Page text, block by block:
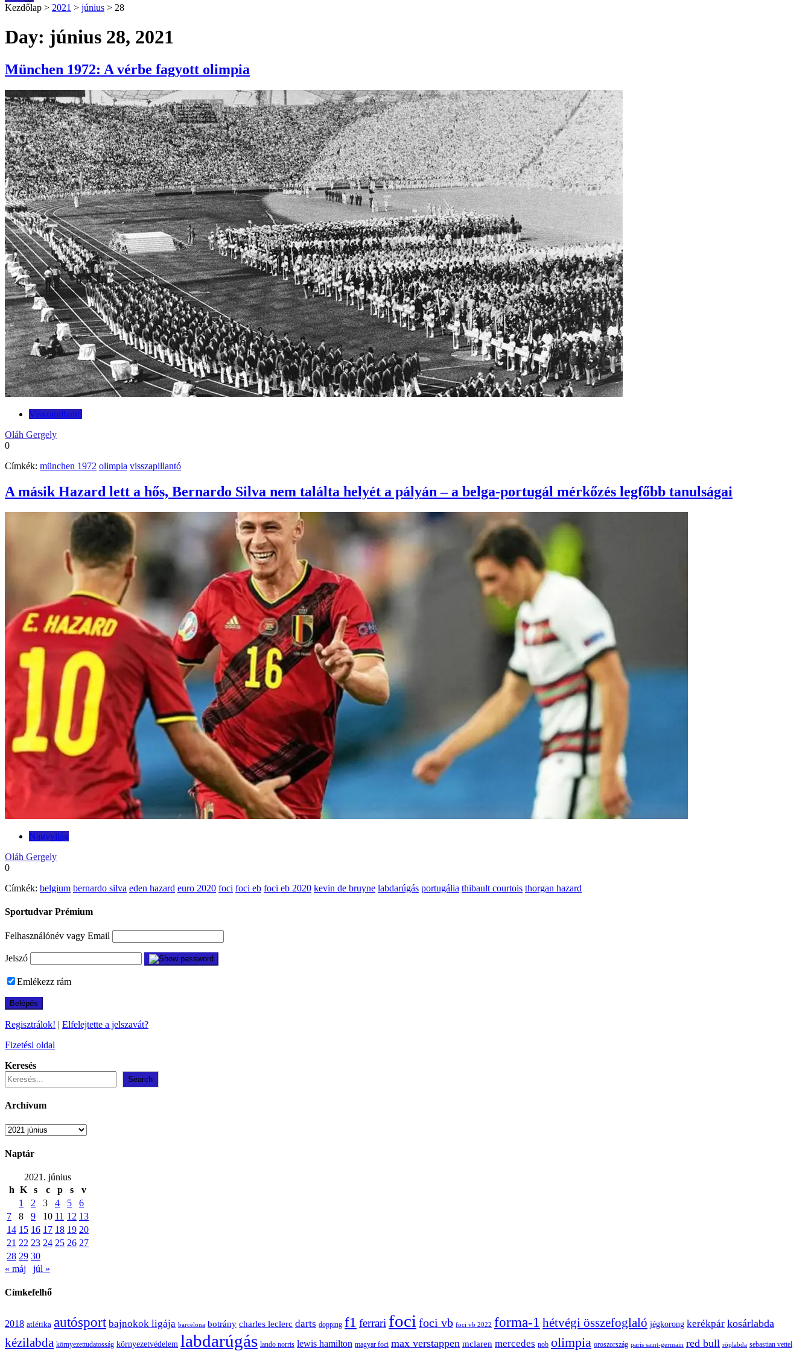
Kezdőlap > 2021 > június > 28
Day: június 28, 2021
München 1972: A vérbe fagyott olimpia
Visszapillantó
Oláh Gergely
0
Címkék: münchen 1972 olimpia visszapillantó
A másik Hazard lett a hős, Bernardo Silva nem találta helyét a pályán – a belga-portugál mérkőzés legfőbb tanulságai
Nagyvilág
Oláh Gergely
0
Címkék: belgium bernardo silva eden hazard euro 2020 foci foci eb foci eb 2020 kevin de bruyne labdarúgás portugália thibault courtois thorgan hazard
Sportudvar Prémium
Felhasználónév vagy Email
Jelszó
Emlékezz rám
Regisztrálok! | Elfelejtette a jelszavát?
Fizetési oldal
Keresés
Search
Archívum
Archívum
Naptár
2021. június
h K s c p s
v
1
2 3 4 5
6
7
8 9 10 11 12 13
14 15 16 17 18 19 20
21 22 23 24 25 26 27
28 29 30
« máj
júl »
Címkefelhő
2018 atlétika autósport bajnokok ligája barcelona botrány charles leclerc darts dopping f1 ferrari foci foci vb foci vb 2022 forma-1 hétvégi összefoglaló jégkorong kerékpár kosárlabda
kézilabda környezettudatosság környezetvédelem labdarúgás lando norris lewis hamilton magyar foci max verstappen mclaren mercedes nob olimpia oroszország paris saint-germain red bull röplabda sebastian vettel